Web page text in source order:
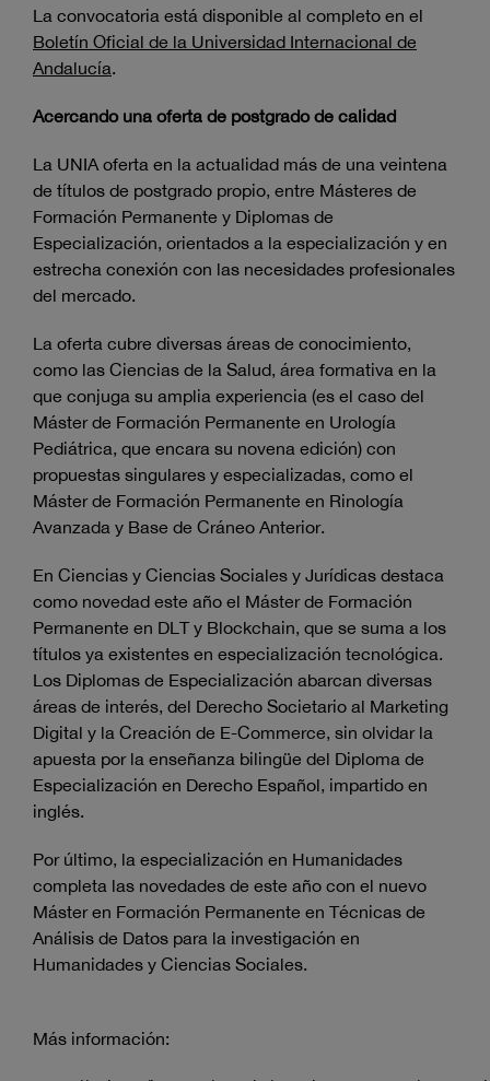
La convocatoria está disponible al completo en el
Boletín Oficial de la Universidad Internacional de
Andalucía.
Acercando una oferta de postgrado de calidad
La UNIA oferta en la actualidad más de una veintena
de títulos de postgrado propio, entre Másteres de
Formación Permanente y Diplomas de
Especialización, orientados a la especialización y en
estrecha conexión con las necesidades profesionales
del mercado.
La oferta cubre diversas áreas de conocimiento,
como las Ciencias de la Salud, área formativa en la
que conjuga su amplia experiencia (es el caso del
Máster de Formación Permanente en Urología
Pediátrica, que encara su novena edición) con
propuestas singulares y especializadas, como el
Máster de Formación Permanente en Rinología
Avanzada y Base de Cráneo Anterior.
En Ciencias y Ciencias Sociales y Jurídicas destaca
como novedad este año el Máster de Formación
Permanente en DLT y Blockchain, que se suma a los
títulos ya existentes en especialización tecnológica.
Los Diplomas de Especialización abarcan diversas
áreas de interés, del Derecho Societario al Marketing
Digital y la Creación de E-Commerce, sin olvidar la
apuesta por la enseñanza bilingüe del Diploma de
Especialización en Derecho Español, impartido en
inglés.
Por último, la especialización en Humanidades
completa las novedades de este año con el nuevo
Máster en Formación Permanente en Técnicas de
Análisis de Datos para la investigación en
Humanidades y Ciencias Sociales.
Más información: